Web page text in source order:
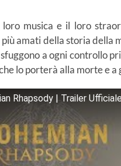
loro musica e il loro
amati della storia della
a ogni controllo
lo porterà alla morte e a
Rhapsody | Trailer